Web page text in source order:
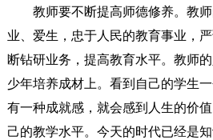
教师要不断提高师德修养。教
业、爱生，忠于人民的教育事业，
断钻研业务，提高教育水平。教师
少年培养成材上。看到自己的学生
有一种成就感，就会感到人生的价
己的教学水平。今天的时代已经是